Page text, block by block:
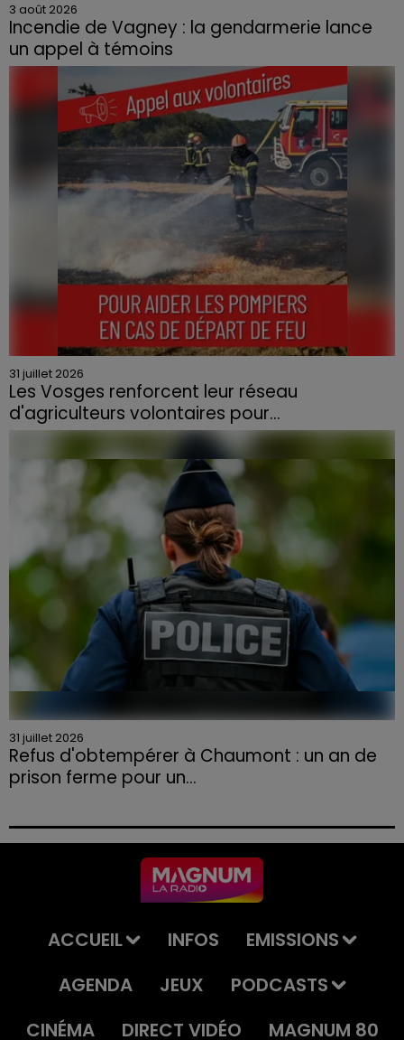
3 août 2026
Incendie de Vagney : la gendarmerie lance
un appel à témoins
Le feu, parti d'une haie avant de se propager au
quartier résidentiel, avait détruit deux habitations et
contraint à l'évacuation d'une centaine de personnes.
31 juillet 2026
Les Vosges renforcent leur réseau
d'agriculteurs volontaires pour...
Face à la sécheresse et aux risques de départs de feu,
la Chambre d'agriculture des Vosges a lancé un appel
aux agriculteurs volontaires pour venir en aide...
31 juillet 2026
Refus d'obtempérer à Chaumont : un an de
prison ferme pour un...
permis et la confiscation de son véhicule.
ACCUEIL INFOS
EMISSIONS
AGENDA
JEUX
PODCASTS
CINÉMA
DIRECT VIDÉO MAGNUM 80